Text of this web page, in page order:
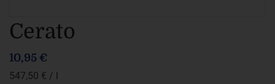
Cerato
10,95 €
547,50 € / l
Zum
der
Bildergalerie